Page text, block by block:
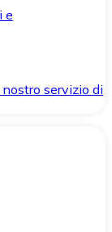
e
servizio di